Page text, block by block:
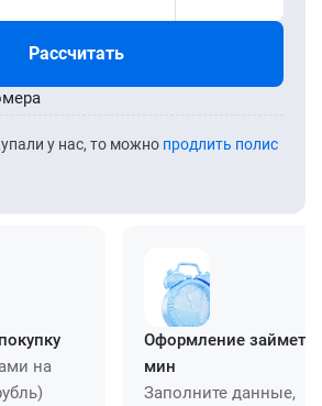
Рассчитать
у нас, то можно продлить полис
на
Оформление займет
мин
Заполните данные,